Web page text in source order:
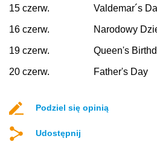
15 czerw. Valdemar´s
16 czerw. Narodowy
19 czerw. Queen's
20 czerw. Father's Day
Podziel się opinią
Udostępnij